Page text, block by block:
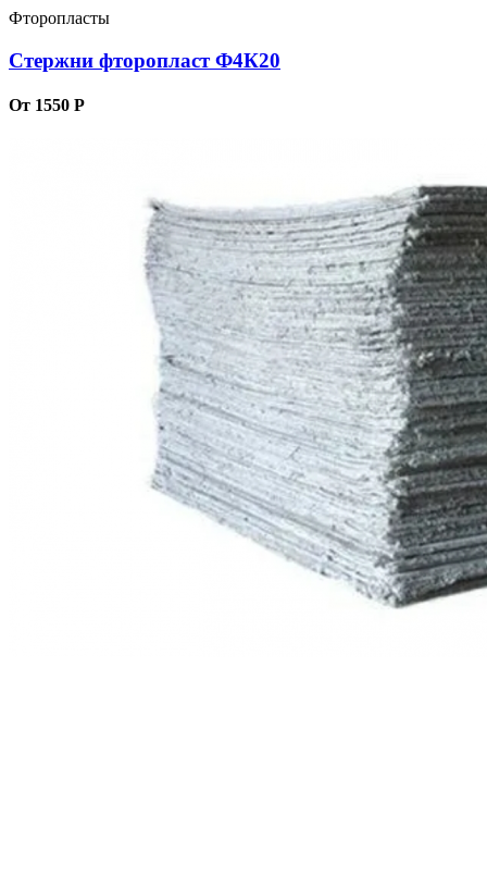
Фторопласты
Стержни фторопласт Ф4К20
От 1550 Р